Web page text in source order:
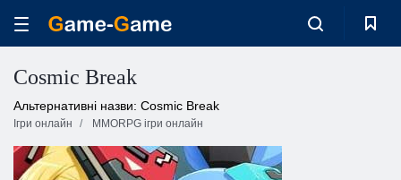
Cosmic Break
Альтернативні назви: Cosmic Break
Ігри онлайн MMORPG ігри онлайн